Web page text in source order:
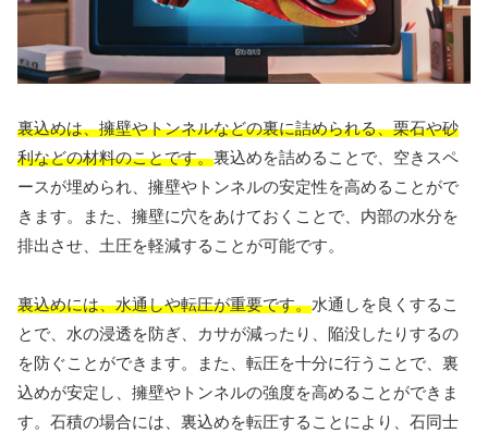
裏込めは、擁壁やトンネルなどの裏に詰められる、栗石や砂
利などの材料のことです。裏込めを詰めることで、空きスペ
ースが埋められ、擁壁やトンネルの安定性を高めることがで
きます。また、擁壁に穴をあけておくことで、内部の水分を
排出させ、土圧を軽減することが可能です。
裏込めには、水通しや転圧が重要です。水通しを良くするこ
とで、水の浸透を防ぎ、カサが減ったり、陥没したりするの
を防ぐことができます。また、転圧を十分に行うことで、裏
込めが安定し、擁壁やトンネルの強度を高めることができま
す。石積の場合には、裏込めを転圧することにより、石同士